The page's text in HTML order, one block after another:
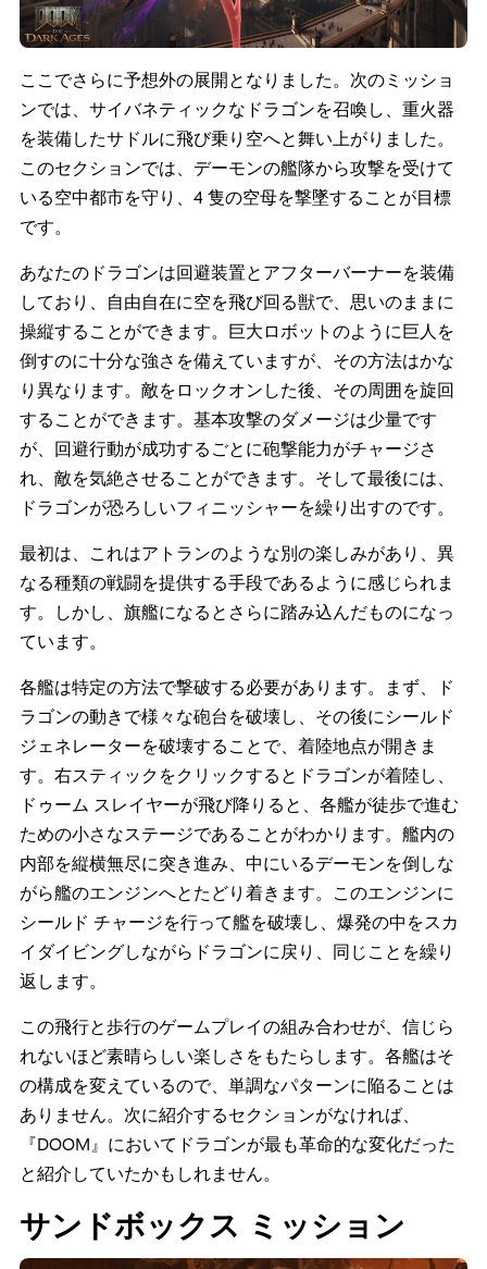
ここでさらに予想外の展開となりました。次のミッショ
ンでは、サイバネティックなドラゴンを召喚し、重火器
を装備したサドルに飛び乗り空へと舞い上がりました。
このセクションでは、デーモンの艦隊から攻撃を受けて
いる空中都市を守り、4 隻の空母を撃墜することが目標
です。
あなたのドラゴンは回避装置とアフターバーナーを装備
しており、自由自在に空を飛び回る獣で、思いのままに
操縦することができます。巨大ロボットのように巨人を
倒すのに十分な強さを備えていますが、その方法はかな
り異なります。敵をロックオンした後、その周囲を旋回
することができます。基本攻撃のダメージは少量です
が、回避行動が成功するごとに砲撃能力がチャージさ
れ、敵を気絶させることができます。そして最後には、
ドラゴンが恐ろしいフィニッシャーを繰り出すのです。
最初は、これはアトランのような別の楽しみがあり、異
なる種類の戦闘を提供する手段であるように感じられま
す。しかし、旗艦になるとさらに踏み込んだものになっ
ています。
各艦は特定の方法で撃破する必要があります。まず、ド
ラゴンの動きで様々な砲台を破壊し、その後にシールド
ジェネレーターを破壊することで、着陸地点が開きま
す。右スティックをクリックするとドラゴンが着陸し、
ドゥーム スレイヤーが飛び降りると、各艦が徒歩で進む
ための小さなステージであることがわかります。艦内の
内部を縦横無尽に突き進み、中にいるデーモンを倒しな
がら艦のエンジンへとたどり着きます。このエンジンに
シールド チャージを行って艦を破壊し、爆発の中をスカ
イダイビングしながらドラゴンに戻り、同じことを繰り
返します。
この飛行と歩行のゲームプレイの組み合わせが、信じら
れないほど素晴らしい楽しさをもたらします。各艦はそ
の構成を変えているので、単調なパターンに陥ることは
ありません。次に紹介するセクションがなければ、
『DOOM』においてドラゴンが最も革命的な変化だった
と紹介していたかもしれません。
サンドボックス ミッション